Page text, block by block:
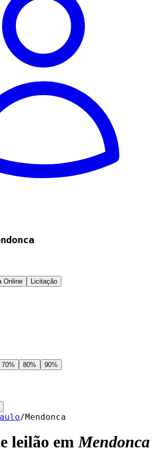
Online Licitação
70% 80% 90%
/Mendonca
leilão emMendonca